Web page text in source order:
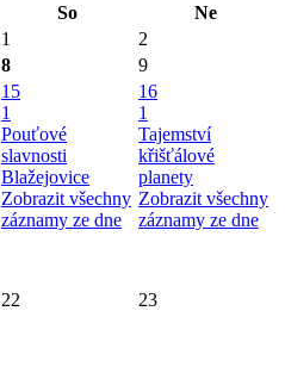
So
Ne
1
2
8 9
15
1
Pouťové
slavnosti
Blažejovice
Zobrazit všechny
záznamy ze dne
16
1
Tajemství
křišťálové
planety
Zobrazit všechny
záznamy ze dne
22 23